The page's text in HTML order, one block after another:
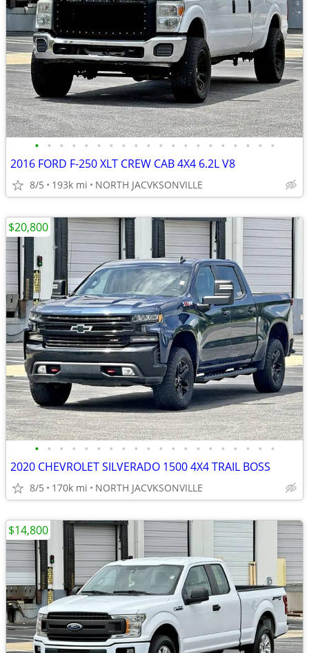
• • • • • • • • • • • • • • • • • • • •
2016 FORD F-250 XLT CREW CAB 4X4 6.2L V8
8/5 193k mi NORTH JACVKSONVILLE
• • • • • • • • • • • • • • • • • • • •
2020 CHEVROLET SILVERADO 1500 4X4 TRAIL BOSS
8/5 170k mi NORTH JACVKSONVILLE
$20,800
$14,800